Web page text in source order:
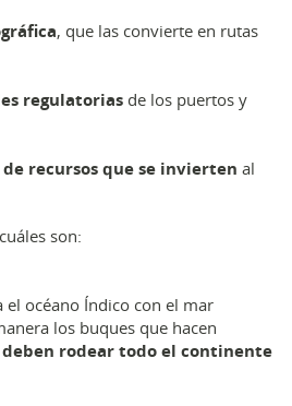
, que las convierte en rutas
regulatorias de los puertos y
recursos que se invierten al
son:
el océano Índico con el mar
los buques que hacen
deben rodear todo el continente